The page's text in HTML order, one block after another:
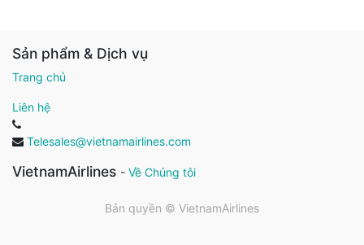
Sản phẩm & Dịch vụ
Trang chủ
Liên hệ
Telesales@vietnamairlines.com
VietnamAirlines - Về Chúng tôi
Bản quyền © VietnamAirlines